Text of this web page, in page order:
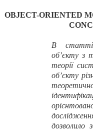
OBJECT-ORIENTED
В статті
об’єкту з
теорії
об’єкту
дозволило